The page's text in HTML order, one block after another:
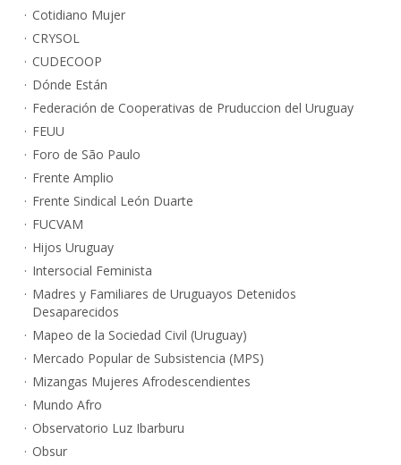
Cotidiano Mujer
CRYSOL
CUDECOOP
Dónde Están
Federación de Cooperativas de Pruduccion del Uruguay
FEUU
Foro de São Paulo
Frente Amplio
Frente Sindical León Duarte
FUCVAM
Hijos Uruguay
Intersocial Feminista
Madres y Familiares de Uruguayos Detenidos
Desaparecidos
Mapeo de la Sociedad Civil (Uruguay)
Mercado Popular de Subsistencia (MPS)
Mizangas Mujeres Afrodescendientes
Mundo Afro
Observatorio Luz Ibarburu
Obsur